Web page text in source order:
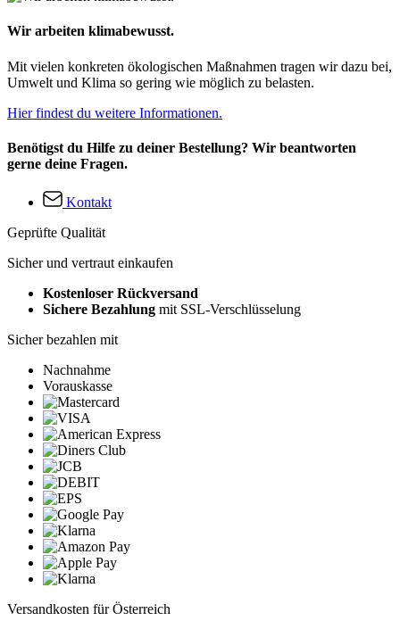
Wir arbeiten klimabewusst.
Mit vielen konkreten ökologischen Maßnahmen tragen wir dazu bei,
Umwelt und Klima so gering wie möglich zu belasten.
Hier findest du weitere Informationen.
Benötigst du Hilfe zu deiner Bestellung? Wir beantworten
gerne deine Fragen.
Kontakt
Geprüfte Qualität
Sicher und vertraut einkaufen
Kostenloser Rückversand
Sichere Bezahlung mit SSL-Verschlüsselung
Sicher bezahlen mit
Nachnahme
Vorauskasse
Versandkosten für Österreich